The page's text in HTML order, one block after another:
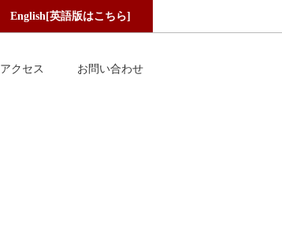
English[英語版はこちら]
アクセス お問い合わせ